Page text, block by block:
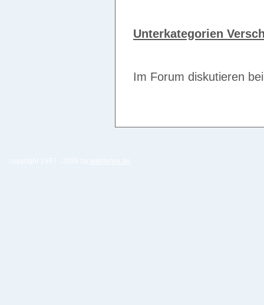
Unterkategorien
Im Forum diskutieren